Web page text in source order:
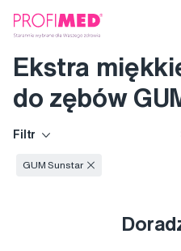
Ekstra
do zębów
Filtr
GUM Sunstar